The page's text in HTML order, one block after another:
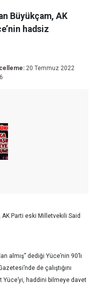
Büyükçam, AK
hadsiz
20 Temmuz 2022
Parti eski Milletvekili Said
almış” dediği Yüce’nin 90’lı
de çalıştığını
Yüce’yi, haddini bilmeye davet